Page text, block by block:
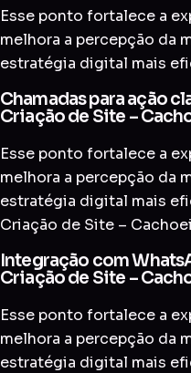
Esse ponto fortalece a
melhora a percepção da
estratégia digital mais
Chamadas para ação
Criação de Site –
Esse ponto fortalece a
melhora a percepção da
estratégia digital mais
Criação de Site –
Integração com
Criação de Site –
Esse ponto fortalece a
melhora a percepção da
estratégia digital mais